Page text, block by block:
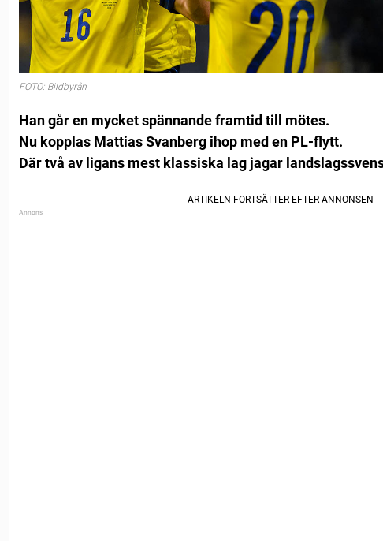
FOTO: Bildbyrån
Han går en mycket spännande framtid till mötes.
Nu kopplas Mattias Svanberg ihop med en PL-flytt.
Där två av ligans mest klassiska lag jagar